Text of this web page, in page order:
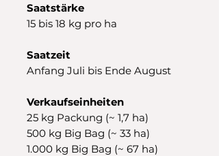
Saatstärke
15 bis 18 kg pro ha
Saatzeit
Anfang Juli bis Ende August
Verkaufseinheiten
25 kg Packung (~ 1,7 ha)
500 kg Big Bag (~ 33 ha)
1.000 kg Big Bag (~ 67 ha)